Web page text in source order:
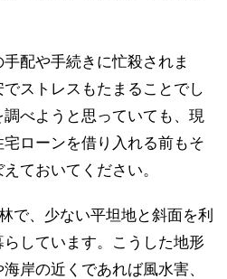
配や手続きに忙殺されま
ストレスもたまることでし
べようと思っていても、現
ローンを借り入れる前もそ
ておいてください。
で、少ない平坦地と斜面を利
しています。こうした地形
岸の近くであれば風水害、